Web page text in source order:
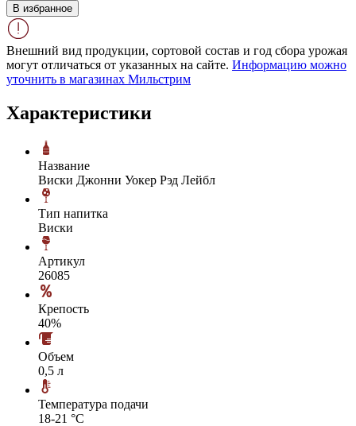
В избранное
Внешний вид продукции, сортовой состав и год сбора урожая
могут отличаться от указанных на сайте. Информацию можно
уточнить в магазинах Мильстрим
Характеристики
Название
Виски Джонни Уокер Рэд Лейбл
Тип напитка
Виски
Артикул
26085
Крепость
40%
Объем
0,5 л
Температура подачи
18-21 °С